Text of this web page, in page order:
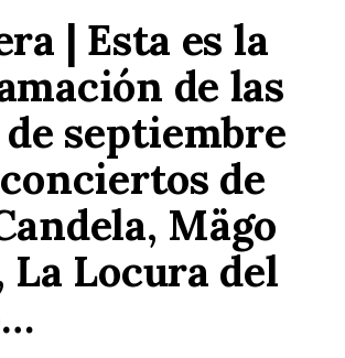
| Esta es la
de las
septiembre
de
Mägo
La Locura del